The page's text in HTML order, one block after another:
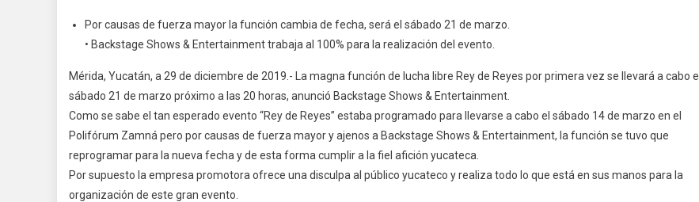
También
Quiere
En
La
Magna
Función
Rey
De
Por causas de fuerza mayor la función cambia de fecha, será el sábado 21 de marzo.
• Backstage Shows & Entertainment trabaja al 100% para la realización del evento.
Mérida, Yucatán, a 29 de diciembre de 2019.- La magna función de lucha libre Rey de Reyes por primera vez se llevará a cabo el
sábado 21 de marzo próximo a las 20 horas, anunció Backstage Shows & Entertainment.
Como se sabe el tan esperado evento “Rey de Reyes” estaba programado para llevarse a cabo el sábado 14 de marzo en el
Polifórum Zamná pero por causas de fuerza mayor y ajenos a Backstage Shows & Entertainment, la función se tuvo que
reprogramar para la nueva fecha y de esta forma cumplir a la fiel afición yucateca.
Por supuesto la empresa promotora ofrece una disculpa al público yucateco y realiza todo lo que está en sus manos para la
organización de este gran evento.